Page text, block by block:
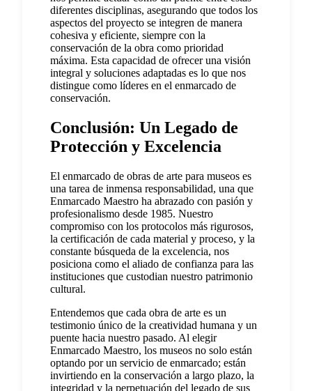
diferentes disciplinas, asegurando que todos los
aspectos del proyecto se integren de manera
cohesiva y eficiente, siempre con la
conservación de la obra como prioridad
máxima. Esta capacidad de ofrecer una visión
integral y soluciones adaptadas es lo que nos
distingue como líderes en el enmarcado de
conservación.
Conclusión: Un Legado de
Protección y Excelencia
El enmarcado de obras de arte para museos es
una tarea de inmensa responsabilidad, una que
Enmarcado Maestro ha abrazado con pasión y
profesionalismo desde 1985. Nuestro
compromiso con los protocolos más rigurosos,
la certificación de cada material y proceso, y la
constante búsqueda de la excelencia, nos
posiciona como el aliado de confianza para las
instituciones que custodian nuestro patrimonio
cultural.
Entendemos que cada obra de arte es un
testimonio único de la creatividad humana y un
puente hacia nuestro pasado. Al elegir
Enmarcado Maestro, los museos no solo están
optando por un servicio de enmarcado; están
invirtiendo en la conservación a largo plazo, la
integridad y la perpetuación del legado de sus